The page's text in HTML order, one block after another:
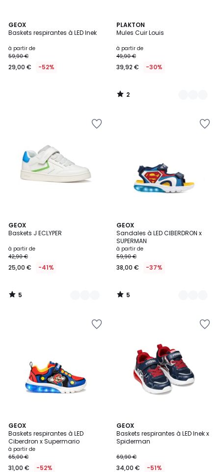
GEOX
Baskets respirantes à LED Inek
à partir de
59,90 €
29,00 € -52%
PLAKTON
Mules Cuir Louis
à partir de
49,90 €
39,92 € -30%
2
/
6
Couleurs
2
/
GEOX
Baskets J ECLYPER
à partir de
42,90 €
25,00 € -41%
5
/
2
Couleurs
5
/
GEOX
Sandales à LED CIBERDRON x
SUPERMAN
à partir de
59,90 €
38,00 € -37%
5
/
5
2
Couleurs
5
/
GEOX
Baskets respirantes à LED
Ciberdron x Supermario
à partir de
65,00 €
31,00 € -52%
GEOX
Baskets respirantes à LED Inek x
Spiderman
69,90 €
34,00 € -51%
5
/
5